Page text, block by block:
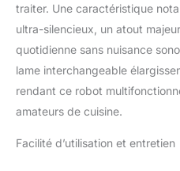
traiter. Une caractéristique
ultra-silencieux, un atout
quotidienne sans nuisance
lame interchangeable
rendant ce robot
amateurs de cuisine.
Facilité d’utilisation et entretien